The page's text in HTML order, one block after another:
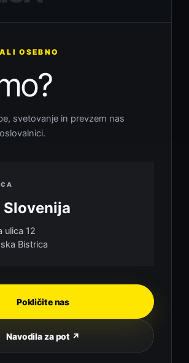
OSEBNO
svetovanje in prevzem nas
Slovenija
ulica 12
Bistrica
Pokličite nas
Navodila za pot ↗